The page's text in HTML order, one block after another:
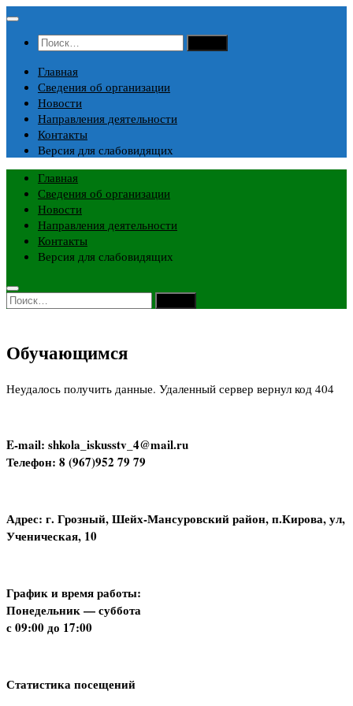
Перейти
содержимому
Найти:
Главная
Сведения об организации
Новости
Направления деятельности
Контакты
Версия для слабовидящих
Главная
Сведения об организации
Новости
Направления деятельности
Контакты
Версия для слабовидящих
Найти:
Обучающимся
Неудалось получить данные. Удаленный сервер вернул код 404
E-mail: shkola_iskusstv_4@mail.ru
Телефон: 8 (967)952 79 79
Адрес: г. Грозный, Шейх-Мансуровский район, п.Кирова, ул,
Ученическая, 10
График и время работы:
Понедельник — суббота
с 09:00 до 17:00
Статистика посещений